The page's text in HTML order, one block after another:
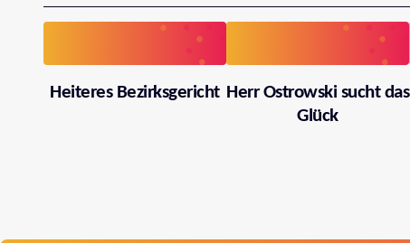
Heiteres Bezirksgericht Herr Ostrowski sucht das
Glück